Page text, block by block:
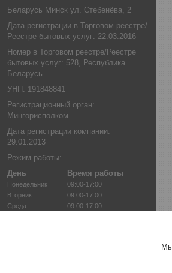
Беларусь Минск ул. Стебенёва, 2
Дата регистрации в Торговом реестре/
Реестре бытовых услуг: 22.03.2016
Номер в Торговом реестре/Реестре
бытовых услуг: 528, Республика
Беларусь
УНП: 191848841
Регистрационный орган:
Мингорисполком
Дата регистрации компании:
29.01.2013
Режим работы:
День
Время работы
Понедельник
09:00-17:00
Вторник
09:00-17:00
Среда
09:00-17:00